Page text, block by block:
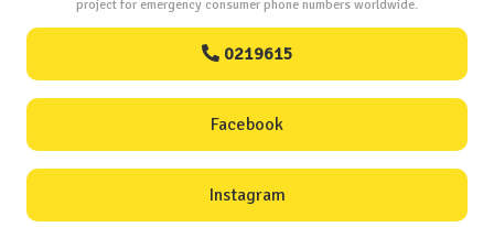
project for emergency consumer phone numbers worldwide.
0219615
Facebook
Instagram